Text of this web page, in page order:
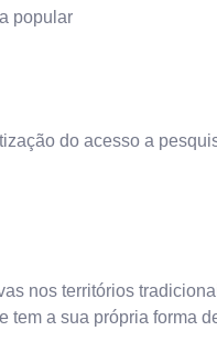
popular
do acesso a
nos territórios
a sua própria forma